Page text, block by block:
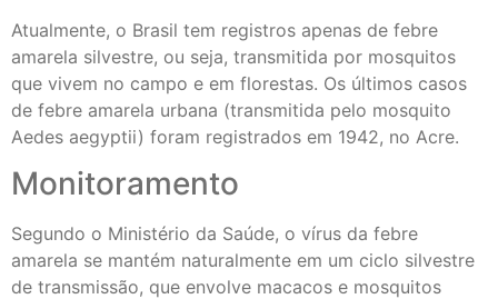
Atualmente, o Brasil tem registros apenas de febre
amarela silvestre, ou seja, transmitida por mosquitos
que vivem no campo e em florestas. Os últimos casos
de febre amarela urbana (transmitida pelo mosquito
Aedes aegyptii) foram registrados em 1942, no Acre.
Monitoramento
Segundo o Ministério da Saúde, o vírus da febre
amarela se mantém naturalmente em um ciclo silvestre
de transmissão, que envolve macacos e mosquitos